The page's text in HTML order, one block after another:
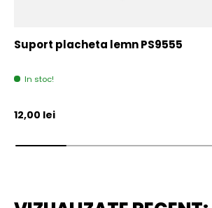
Suport placheta lemn PS9555
In stoc!
Pret initial
12,00 lei